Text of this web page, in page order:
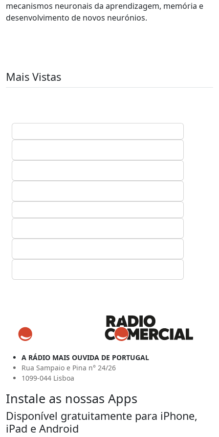
mecanismos neuronais da aprendizagem, memória e
desenvolvimento de novos neurónios.
Mais Vistas
A RÁDIO MAIS OUVIDA DE PORTUGAL
Rua Sampaio e Pina n° 24/26
1099-044 Lisboa
Instale as nossas Apps
Disponível gratuitamente para iPhone,
iPad e Android